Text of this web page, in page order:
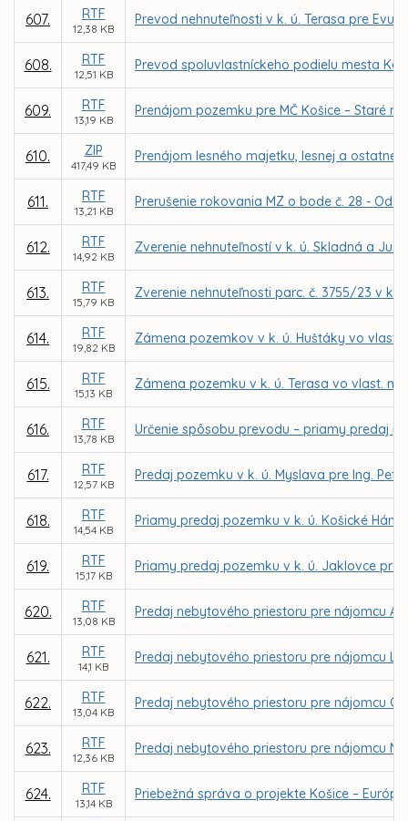
607. RTF
12,38 KB
Prevod nehnuteľnosti v k. ú. Terasa pre Evu
608. RTF
12,51 KB
Prevod spoluvlastníckeho podielu mesta
609. RTF
13,19 KB
Prenájom pozemku pre MČ Košice – Staré
610. ZIP
417,49 KB
Prenájom lesného majetku, lesnej a
611. RTF
13,21 KB
Prerušenie rokovania MZ o bode č. 28 -
612. RTF
14,92 KB
Zverenie nehnuteľností v k. ú. Skladná a
613. RTF
15,79 KB
Zverenie nehnuteľnosti parc. č. 3755/23 v k.
614. RTF
19,82 KB
Zámena pozemkov v k. ú. Huštáky vo
615. RTF
15,13 KB
Zámena pozemku v k. ú. Terasa vo vlast.
616. RTF
13,78 KB
Určenie spôsobu prevodu – priamy predaj
617. RTF
12,57 KB
Predaj pozemku v k. ú. Myslava pre Ing.
618. RTF
14,54 KB
Priamy predaj pozemku v k. ú. Košické
619. RTF
15,17 KB
Priamy predaj pozemku v k. ú. Jaklovce pre
620. RTF
13,08 KB
Predaj nebytového priestoru pre nájomcu
621. RTF
14,1 KB
Predaj nebytového priestoru pre nájomcu
622. RTF
13,04 KB
Predaj nebytového priestoru pre nájomcu
623. RTF
12,36 KB
Predaj nebytového priestoru pre nájomcu
624. RTF
13,14 KB
Priebežná správa o projekte Košice –